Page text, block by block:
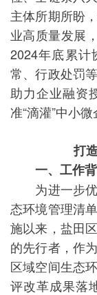
主体所期所盼
业高质量发展
2024年底累计
常、行政处罚
助力企业融资
准“滴灌”中小微
打造
一、工作
为进一步优
态环境管理清
施以来，盐田
的先行者，作
区域空间生态
评改革成果落